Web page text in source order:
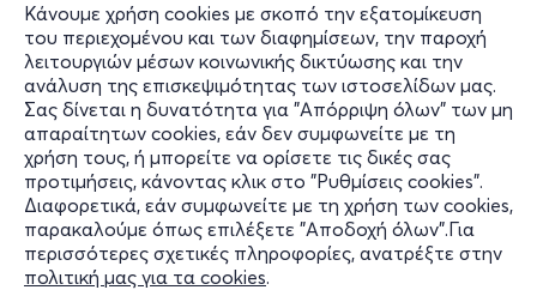
Κάνουμε χρήση cookies με σκοπό την εξατομίκευση
του περιεχομένου και των διαφημίσεων, την παροχή
λειτουργιών μέσων κοινωνικής δικτύωσης και την
ανάλυση της επισκεψιμότητας των ιστοσελίδων μας.
Σας δίνεται η δυνατότητα για "Απόρριψη όλων" των μη
απαραίτητων cookies, εάν δεν συμφωνείτε με τη
χρήση τους, ή μπορείτε να ορίσετε τις δικές σας
προτιμήσεις, κάνοντας κλικ στο "Ρυθμίσεις cookies".
Διαφορετικά, εάν συμφωνείτε με τη χρήση των cookies,
παρακαλούμε όπως επιλέξετε "Αποδοχή όλων".Για
περισσότερες σχετικές πληροφορίες, ανατρέξτε στην
πολιτική μας για τα cookies.